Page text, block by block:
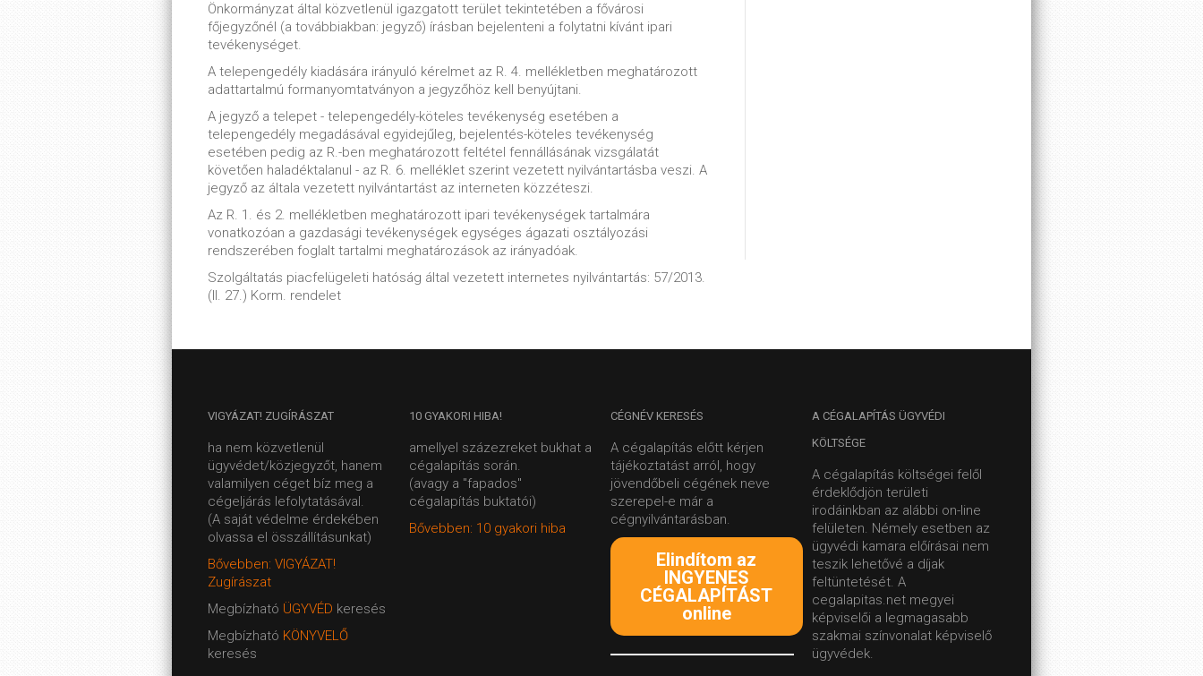
Önkormányzat által közvetlenül igazgatott terület tekintetében a fővárosi
főjegyzőnél (a továbbiakban: jegyző) írásban bejelenteni a folytatni kívánt ipari
tevékenységet.
A telepengedély kiadására irányuló kérelmet az R. 4. mellékletben meghatározott
adattartalmú formanyomtatványon a jegyzőhöz kell benyújtani.
A jegyző a telepet - telepengedély-köteles tevékenység esetében a
telepengedély megadásával egyidejűleg, bejelentés-köteles tevékenység
esetében pedig az R.-ben meghatározott feltétel fennállásának vizsgálatát
követően haladéktalanul - az R. 6. melléklet szerint vezetett nyilvántartásba veszi. A
jegyző az általa vezetett nyilvántartást az interneten közzéteszi.
Az R. 1. és 2. mellékletben meghatározott ipari tevékenységek tartalmára
vonatkozóan a gazdasági tevékenységek egységes ágazati osztályozási
rendszerében foglalt tartalmi meghatározások az irányadóak.
Szolgáltatás piacfelügeleti hatóság által vezetett internetes nyilvántartás: 57/2013.
(II. 27.) Korm. rendelet
VIGYÁZAT! ZUGÍRÁSZAT
ha nem közvetlenül
ügyvédet/közjegyzőt, hanem
valamilyen céget bíz meg a
cégeljárás lefolytatásával.
(A saját védelme érdekében
olvassa el összállításunkat)
Bővebben: VIGYÁZAT!
Zugírászat
Megbízható ÜGYVÉD keresés
Megbízható KÖNYVELŐ
keresés
10 GYAKORI HIBA!
amellyel százezreket bukhat a
cégalapítás során.
(avagy a "fapados"
cégalapítás buktatói)
Bővebben: 10 gyakori hiba
CÉGNÉV KERESÉS
A cégalapítás előtt kérjen
tájékoztatást arról, hogy
jövendőbeli cégének neve
szerepel-e már a
cégnyilvántarásban.
Elindítom az
INGYENES
CÉGALAPÍTÁST
online
A CÉGALAPÍTÁS ÜGYVÉDI
KÖLTSÉGE
A cégalapítás költségei felől
érdeklődjön területi
irodáinkban az alábbi on-line
felületen. Némely esetben az
ügyvédi kamara előírásai nem
teszik lehetővé a díjak
feltüntetését. A
cegalapitas.net megyei
képviselői a legmagasabb
szakmai színvonalat képviselő
ügyvédek.